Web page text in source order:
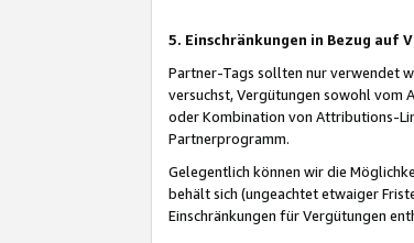
5. Einschränkungen in Bezug auf
Partner-Tags sollten nur verwendet
versuchst, Vergütungen sowohl vom
oder Kombination von Attributions-
Partnerprogramm.
Gelegentlich können wir die
behält sich (ungeachtet etwaiger
Einschränkungen für Vergütungen